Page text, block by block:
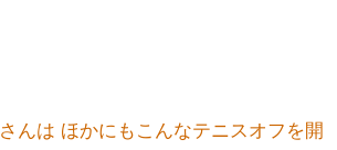
さんは ほかにもこんなテニスオフを開